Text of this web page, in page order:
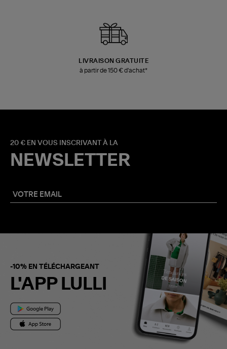
LIVRAISON GRATUITE
à partir de 150 € d'achat*
20 € EN VOUS INSCRIVANT À LA
NEWSLETTER
-10% EN TÉLÉCHARGEANT
L'APP LULLI